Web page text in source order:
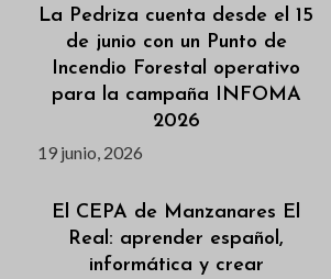
La Pedriza cuenta desde el 15
de junio con un Punto de
Incendio Forestal operativo
para la campaña INFOMA
2026
19 junio, 2026
El CEPA de Manzanares El
Real: aprender español,
informática y crear